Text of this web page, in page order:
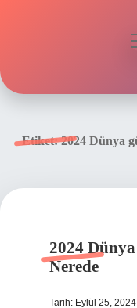
Etiket:2024 Dünya
2024
Nerede
Tarih: Eylül 25, 2024